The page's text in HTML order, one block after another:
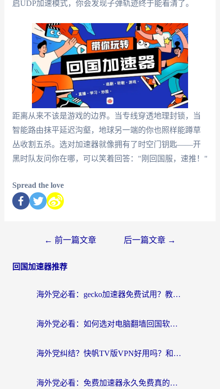
启UDP加速模式，你会发现子弹轨迹终于能看清了。
距离从来不该是游戏的边界。当专线穿透地理封锁，当
智能路由抹平延迟沟壑，地球另一端的你也照样能蹲草
丛收割五杀。选对加速器就像拥有了时空门钥匙——开
黑时队友问你在哪，可以笑着回答："刚回国服，速推！"
Spread the love
← 前一篇文章 后一篇文章 →
回国加速器推荐
海外党必看：gecko加速器免费试用？教你选对回国加速器，无缝刷国内剧玩游戏
海外党必看：如何选对电脑翻墙回国软件，轻松解锁国内资源？
海外党纠结？快帆TV版VPN好用吗？和扇贝手游VPN对比哪个回国效果更好？
海外党必看：免费加速器永久免费真的存在吗？教你选对回国加速器无缝刷国内资源